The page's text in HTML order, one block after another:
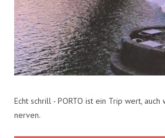
Echt schrill - PORTO ist ein Trip wert,
nerven.